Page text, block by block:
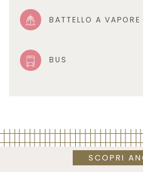
BATTELLO A VAPORE
BUS
SCOPRI